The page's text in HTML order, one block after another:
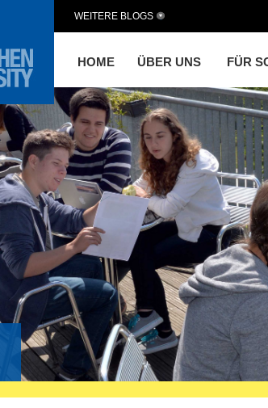
HOME ÜBER UNS FÜR
WEITERE BLOGS